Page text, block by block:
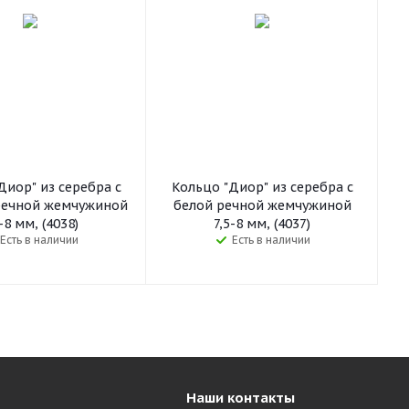
из серебра с
жемчужиной
8 мм, (4038)
Есть в наличии
Кольцо "Диор" из серебра с
белой речной жемчужиной
7,5-8 мм, (4037)
Есть в наличии
Наши контакты